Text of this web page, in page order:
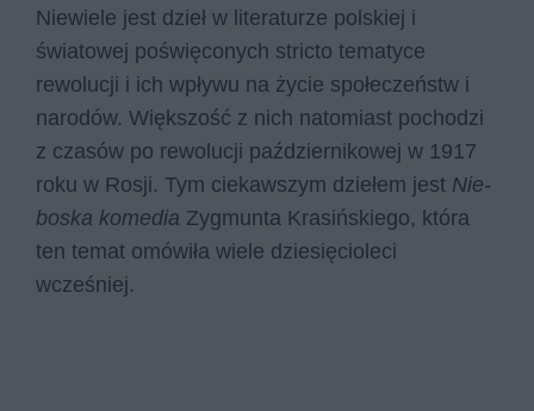
Niewiele jest dzieł w literaturze polskiej i
światowej poświęconych stricto tematyce
rewolucji i ich wpływu na życie społeczeństw i
narodów. Większość z nich natomiast pochodzi
z czasów po rewolucji październikowej w 1917
roku w Rosji. Tym ciekawszym dziełem jest Nie-
boska komedia Zygmunta Krasińskiego, która
ten temat omówiła wiele dziesięcioleci
wcześniej.